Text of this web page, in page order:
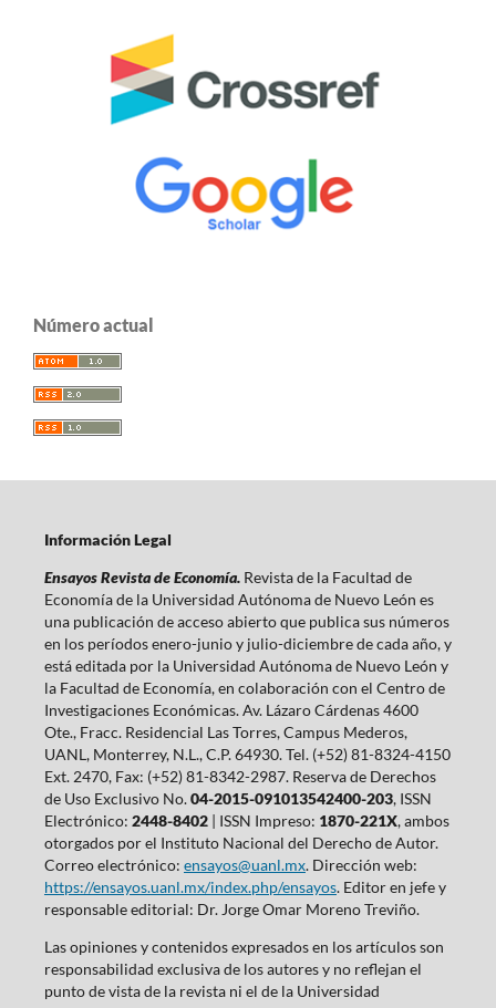
Número actual
Información Legal
Ensayos Revista de Economía. Revista de la Facultad de
Economía de la Universidad Autónoma de Nuevo León es
una publicación de acceso abierto que publica sus números
en los períodos enero-junio y julio-diciembre de cada año, y
está editada por la Universidad Autónoma de Nuevo León y
la Facultad de Economía, en colaboración con el Centro de
Investigaciones Económicas. Av. Lázaro Cárdenas 4600
Ote., Fracc. Residencial Las Torres, Campus Mederos,
UANL, Monterrey, N.L., C.P. 64930. Tel. (+52) 81-8324-4150
Ext. 2470, Fax: (+52) 81-8342-2987. Reserva de Derechos
de Uso Exclusivo No.04-2015-091013542400-203, ISSN
Electrónico: 2448-8402| ISSN Impreso: 1870-221X, ambos
otorgados por el Instituto Nacional del Derecho de Autor.
Correo electrónico: ensayos@uanl.mx. Dirección web:
https://ensayos.uanl.mx/index.php/ensayos. Editor en jefe y
responsable editorial: Dr. Jorge Omar Moreno Treviño.
Las opiniones y contenidos expresados en los artículos son
responsabilidad exclusiva de los autores y no reflejan el
punto de vista de la revista ni el de la Universidad